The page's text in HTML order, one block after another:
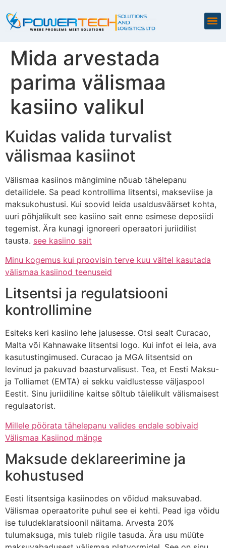
Mida arvestada
parima välismaa
kasiino valikul
Kuidas valida turvalist
välismaa kasiinot
Välismaa kasiinos mängimine nõuab tähelepanu
detailidele. Sa pead kontrollima litsentsi, makseviise ja
maksukohustusi. Kui soovid leida usaldusväärset kohta,
uuri põhjalikult see kasiino sait enne esimese deposiidi
tegemist. Ära kunagi ignoreeri operaatori juriidilist
tausta. see kasiino sait
Minu kogemus kui proovisin terve kuu vältel kasutada
välismaa kasiinod teenuseid
Litsentsi ja regulatsiooni
kontrollimine
Esiteks keri kasiino lehe jalusesse. Otsi sealt Curacao,
Malta või Kahnawake litsentsi logo. Kui infot ei leia, ava
kasutustingimused. Curacao ja MGA litsentsid on
levinud ja pakuvad baasturvalisust. Tea, et Eesti Maksu-
ja Tolliamet (EMTA) ei sekku vaidlustesse väljaspool
Eestit. Sinu juriidiline kaitse sõltub täielikult välismaisest
regulaatorist.
Millele pöörata tähelepanu valides endale sobivaid
Välismaa Kasiinod mänge
Maksude deklareerimine ja
kohustused
Eesti litsentsiga kasiinodes on võidud maksuvabad.
Välismaa operaatorite puhul see ei kehti. Pead iga võidu
ise tuludeklaratsioonil näitama. Arvesta 20%
tulumaksuga, mis tuleb riigile tasuda. Ära usu müüte